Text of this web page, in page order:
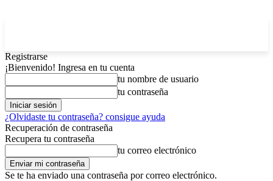
Registrarse
¡Bienvenido! Ingresa en tu cuenta
tu nombre de usuario
tu contraseña
¿Olvidaste tu contraseña? consigue ayuda
Recuperación de contraseña
Recupera tu contraseña
tu correo electrónico
Se te ha enviado una contraseña por correo electrónico.